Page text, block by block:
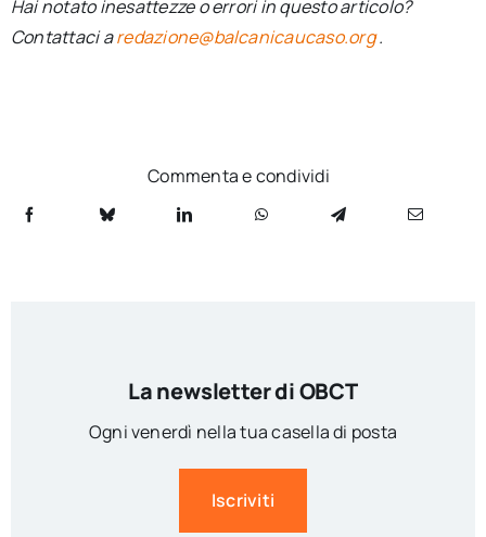
Hai notato inesattezze o errori in questo articolo?
Contattaci aredazione@balcanicaucaso.org.
Commenta e condividi
La newsletter di OBCT
Ogni venerdì nella tua casella di posta
Iscriviti